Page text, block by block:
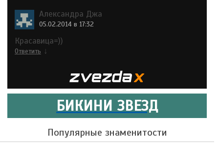
Александра Джа
05.02.2014 в 17:32
Красавица=))
Ответить ↓
БИКИНИ ЗВЕЗД
Популярные знаменитости